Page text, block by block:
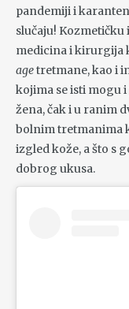
pandemiji i
slučaju!
medicina i kirurgija
agetretmane, kao i
kojima se isti mogu i
žena, čak i u ranim
bolnim tretmanima
izgled kože, a što s
dobrog ukusa.